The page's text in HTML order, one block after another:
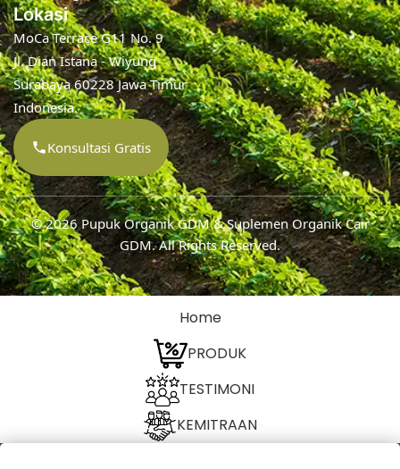
Lokasi
MoCa Terrace G11 No. 9
Jl. Dian Istana - Wiyung
Surabaya 60228 Jawa Timur
Indonesia.
Konsultasi Gratis
© 2026Pupuk Organik GDM & Suplemen Organik Cair
GDM. All Rights Reserved.
Home
PRODUK
TESTIMONI
KEMITRAAN